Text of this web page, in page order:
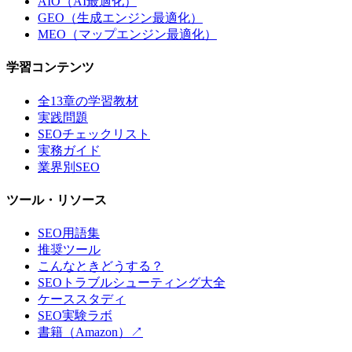
GEO（生成エンジン最適化）
MEO（マップエンジン最適化）
学習コンテンツ
全13章の学習教材
実践問題
SEOチェックリスト
実務ガイド
業界別SEO
ツール・リソース
SEO用語集
推奨ツール
こんなときどうする？
SEOトラブルシューティング大全
ケーススタディ
SEO実験ラボ
書籍（Amazon）↗